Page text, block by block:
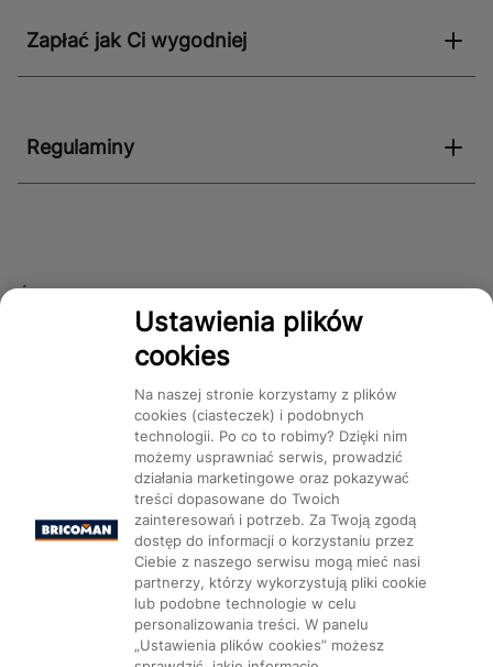
Zapłać jak Ci wygodniej
Regulaminy
Śledź nas!
Mapa Strony: Kategorie Produkty Marki CMS
Ustawienia plików cookie
Ustawienia plików
cookies
Na naszej stronie korzystamy z plików
cookies (ciasteczek) i podobnych
technologii. Po co to robimy? Dzięki nim
możemy usprawniać serwis, prowadzić
działania marketingowe oraz pokazywać
treści dopasowane do Twoich
zainteresowań i potrzeb. Za Twoją zgodą
dostęp do informacji o korzystaniu przez
Ciebie z naszego serwisu mogą mieć nasi
partnerzy, którzy wykorzystują pliki cookie
lub podobne technologie w celu
personalizowania treści. W panelu
„Ustawienia plików cookies” możesz